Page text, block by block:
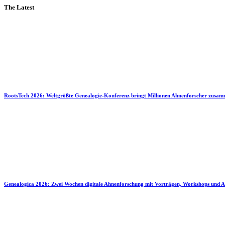
The Latest
RootsTech 2026: Weltgrößte Genealogie-Konferenz bringt Millionen Ahnenforscher
Genealogica 2026: Zwei Wochen digitale Ahnenforschung mit Vorträgen, Workshops und